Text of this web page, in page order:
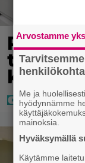
tästä
kauan
Arvostamme
Me ja
hyödynnämme
mainoksia.
Hyväksymällä
Käytämme